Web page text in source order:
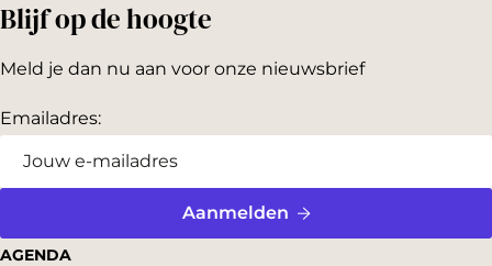
r
e
Blijf op de hoogte
Meld je dan nu aan voor onze nieuwsbrief
Emailadres:
Aanmelden
AGENDA